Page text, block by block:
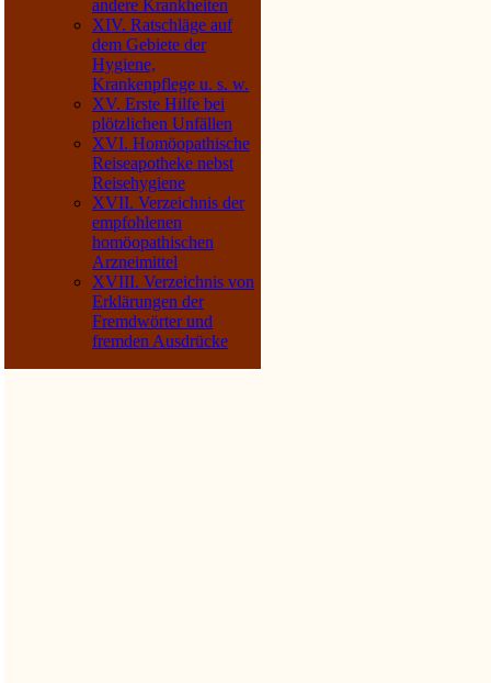
andere Krankheiten
XIV. Ratschläge auf
dem Gebiete der
Hygiene,
Krankenpflege u. s. w.
XV. Erste Hilfe bei
plötzlichen Unfällen
XVI. Homöopathische
Reiseapotheke nebst
Reisehygiene
XVII. Verzeichnis der
empfohlenen
homöopathischen
Arzneimittel
XVIII. Verzeichnis von
Erklärungen der
Fremdwörter und
fremden Ausdrücke